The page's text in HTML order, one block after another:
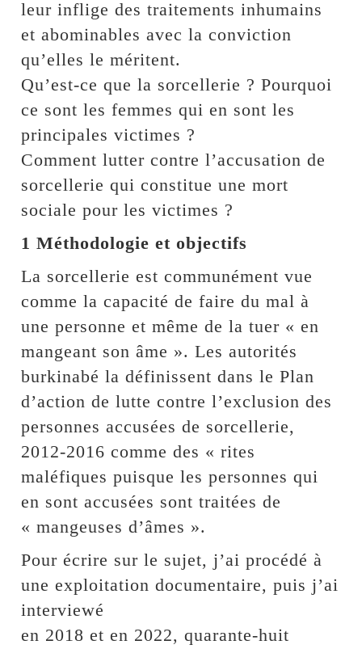
leur inflige des traitements inhumains
et abominables avec la conviction
qu’elles le méritent.
Qu’est-ce que la sorcellerie ? Pourquoi
ce sont les femmes qui en sont les
principales victimes ?
Comment lutter contre l’accusation de
sorcellerie qui constitue une mort
sociale pour les victimes ?
1 Méthodologie et objectifs
La sorcellerie est communément vue
comme la capacité de faire du mal à
une personne et même de la tuer « en
mangeant son âme ». Les autorités
burkinabé la définissent dans le Plan
d’action de lutte contre l’exclusion des
personnes accusées de sorcellerie,
2012-2016 comme des « rites
maléfiques puisque les personnes qui
en sont accusées sont traitées de
« mangeuses d’âmes ».
Pour écrire sur le sujet, j’ai procédé à
une exploitation documentaire, puis j’ai
interviewé
en 2018 et en 2022, quarante-huit